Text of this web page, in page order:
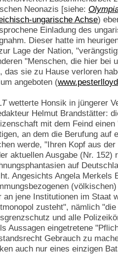
Neonazis [siehe:
ungarische Achse)
Einladung des
Dieser hatte im
Lage der Nation,
"Menschen, die hier bei
das sie zu Hause verloren
angeboten (
wetterte Honsik in jüngerer
Helmut Brandstätter:
mit dem Feind einen
an dem die Berufung auf
werde, "Ihren Kopf aus
aktuellen Ausgabe (Nr. 152)
auf
Angesichts Angela Merkels
an jene Institutionen im Staat
zusteht", nämlich
und alle
Aussagen eingetretene
Gebrauch zu
auch nur eines einzigen